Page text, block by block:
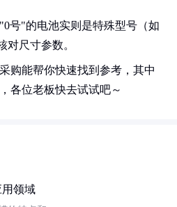
号"的电池实则是特殊型号（如
对尺寸参数。
购能帮你快速找到参考，其中
各位老板快去试试吧～
领域